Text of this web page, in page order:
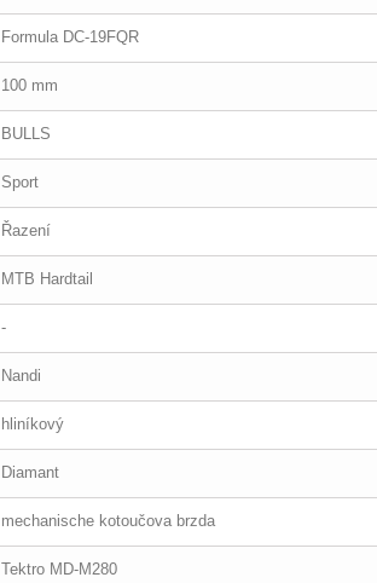
Formula DC-19FQR
100 mm
BULLS
Sport
Řazení
MTB Hardtail
-
Nandi
hliníkový
Diamant
mechanische kotoučova brzda
Tektro MD-M280